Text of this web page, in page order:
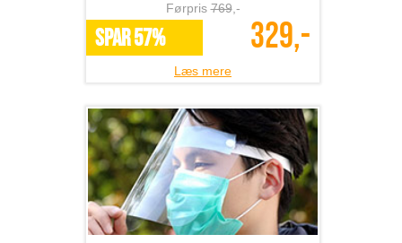
Førpris769,-
SPAR 57% 329,-
Læs mere